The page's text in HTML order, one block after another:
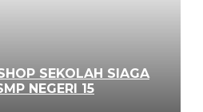
SEKOLAH SIAGA
NEGERI 15